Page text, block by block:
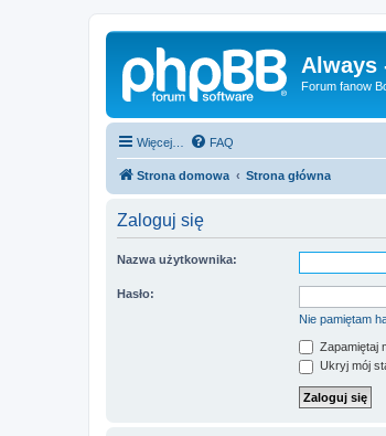
Always
Forum fanow
Więcej… FAQ
Strona domowa Strona główna
Zaloguj się
Nazwa użytkownika:
Hasło:
Nie pamiętam
Zapamiętaj
Ukryj mój